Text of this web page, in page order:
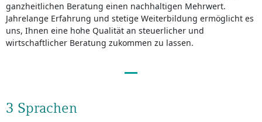
ganzheitlichen Beratung einen nachhaltigen Mehrwert.
Jahrelange Erfahrung und stetige Weiterbildung ermöglicht es
uns, Ihnen eine hohe Qualität an steuerlicher und
wirtschaftlicher Beratung zukommen zu lassen.
3 Sprachen